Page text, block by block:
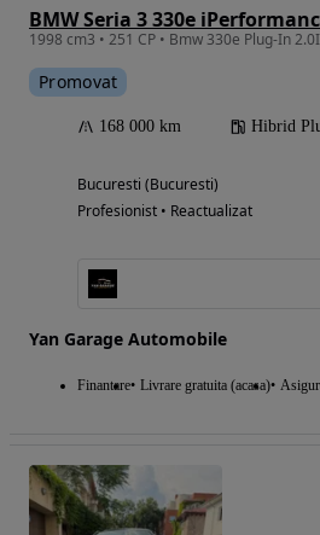
BMW Seria 3 330e
1998 cm3 • 251 CP • Bmw 330e Plug-In
Promovat
168 000 km Hibrid
Bucuresti (Bucuresti)
Profesionist • Reactualizat
Yan Garage Automobile
Finantare Livrare gratuita (acasa)